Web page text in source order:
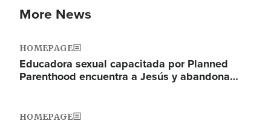
More News
HOMEPAGE
Educadora sexual capacitada por Planned
Parenthood encuentra a Jesús y abandona…
HOMEPAGE